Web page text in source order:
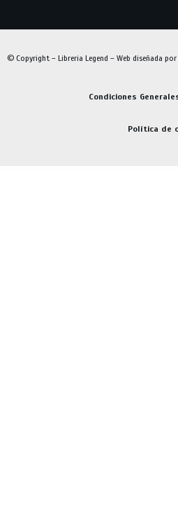
© Copyright – Libreria Legend – Web diseñada por
Condiciones
Política de